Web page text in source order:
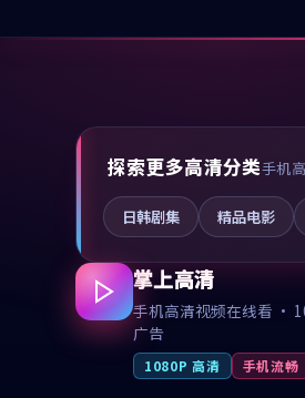
探索更多高清分类手机
日韩剧集 精品电影
掌上高清
手机高清视频在线看 ·
广告
1080P 高清 手机流畅